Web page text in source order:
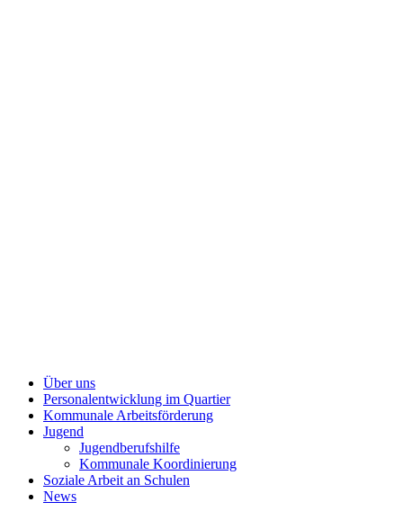
Über uns
Personalentwicklung im Quartier
Kommunale Arbeitsförderung
Jugend
Jugendberufshilfe
Kommunale Koordinierung
Soziale Arbeit an Schulen
News